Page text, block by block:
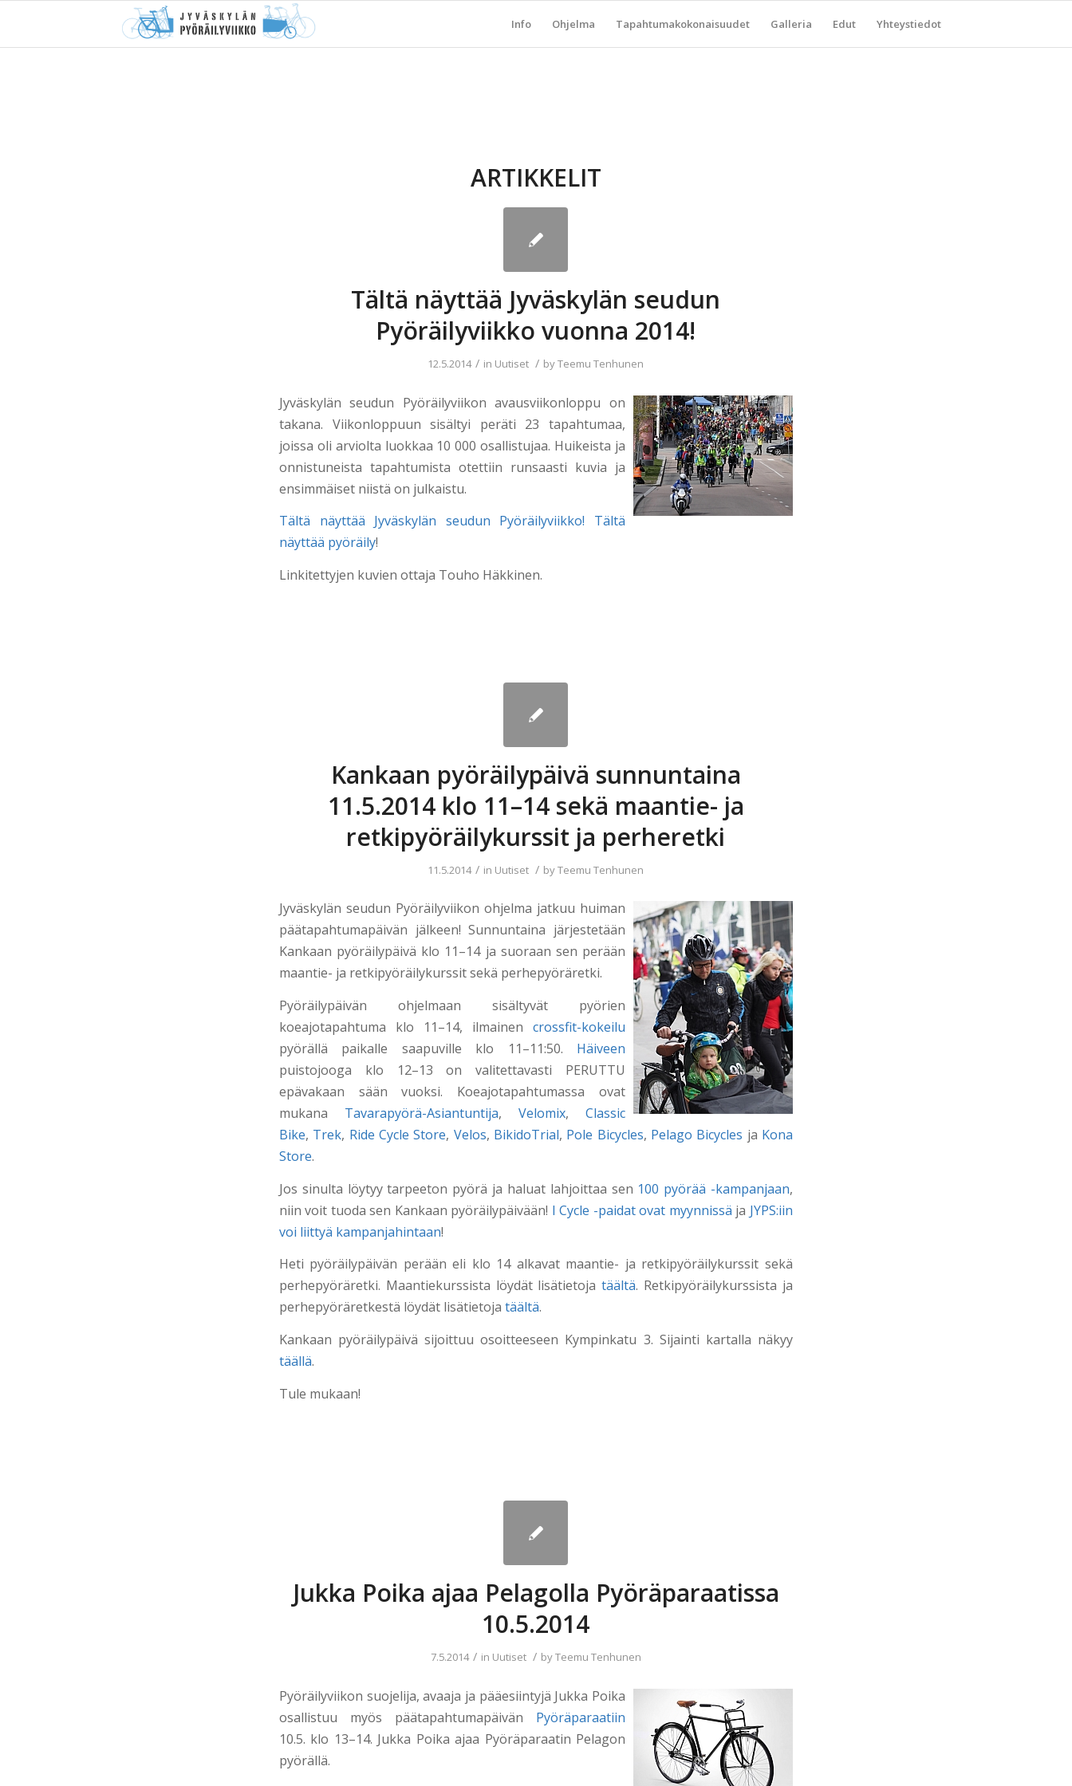
Info Ohjelma Tapahtumakokonaisuudet Galleria Edut Yhteystiedot
ARTIKKELIT
Tältä näyttää Jyväskylän seudun
Pyöräilyviikko vuonna 2014!
12.5.2014 / in Uutiset / byTeemu Tenhunen
Jyväskylän seudun Pyöräilyviikon avausviikonloppu on
takana. Viikonloppuun sisältyi peräti 23 tapahtumaa,
joissa oli arviolta luokkaa 10 000 osallistujaa. Huikeista ja
onnistuneista tapahtumista otettiin runsaasti kuvia ja
ensimmäiset niistä on julkaistu.
Tältä näyttää Jyväskylän seudun Pyöräilyviikko! Tältä
näyttää pyöräily!
Linkitettyjen kuvien ottaja Touho Häkkinen.
Kankaan pyöräilypäivä sunnuntaina
11.5.2014 klo 11–14 sekä maantie- ja
retkipyöräilykurssit ja perheretki
11.5.2014 / in Uutiset / byTeemu Tenhunen
Jyväskylän seudun Pyöräilyviikon ohjelma jatkuu huiman
päätapahtumapäivän jälkeen! Sunnuntaina järjestetään
Kankaan pyöräilypäivä klo 11–14 ja suoraan sen perään
maantie- ja retkipyöräilykurssit sekä perhepyöräretki.
Pyöräilypäivän ohjelmaan sisältyvät pyörien
koeajotapahtuma klo 11–14, ilmainen crossfit-kokeilu
pyörällä paikalle saapuville klo 11–11:50. Häiveen
puistojooga klo 12–13 on valitettavasti PERUTTU
epävakaan sään vuoksi. Koeajotapahtumassa ovat
mukana Tavarapyörä-Asiantuntija, Velomix, Classic
Bike, Trek, Ride Cycle Store, Velos, BikidoTrial, Pole Bicycles, Pelago Bicycles ja Kona
Store.
Jos sinulta löytyy tarpeeton pyörä ja haluat lahjoittaa sen 100 pyörää -kampanjaan,
niin voit tuoda sen Kankaan pyöräilypäivään! I Cycle -paidat ovat myynnissä ja JYPS:iin
voi liittyä kampanjahintaan!
Heti pyöräilypäivän perään eli klo 14 alkavat maantie- ja retkipyöräilykurssit sekä
perhepyöräretki. Maantiekurssista löydät lisätietojatäältä. Retkipyöräilykurssista ja
perhepyöräretkestä löydät lisätietoja täältä.
Kankaan pyöräilypäivä sijoittuu osoitteeseen Kympinkatu 3. Sijainti kartalla näkyy
täällä.
Tule mukaan!
Jukka Poika ajaa Pelagolla Pyöräparaatissa
10.5.2014
7.5.2014 / in Uutiset / byTeemu Tenhunen
Pyöräilyviikon suojelija, avaaja ja pääesiintyjä Jukka Poika
osallistuu myös päätapahtumapäivän Pyöräparaatiin
10.5. klo 13–14. Jukka Poika ajaa Pyöräparaatin Pelagon
pyörällä.